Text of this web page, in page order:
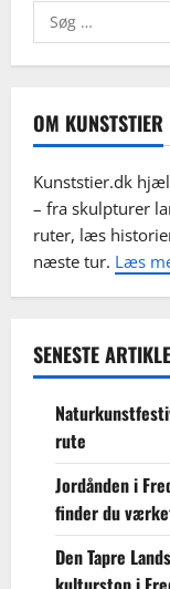
Søg
efter:
OM KUNSTSTIER
Kunststier.dk
– fra skulpturer
ruter, læs
næste tur. Læs
SENESTE
rute
Jordånden i
finder du
Den Tapre